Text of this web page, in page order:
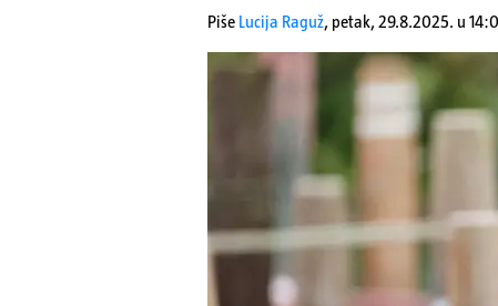
Piše Lucija Raguž, petak, 29.8.2025. u